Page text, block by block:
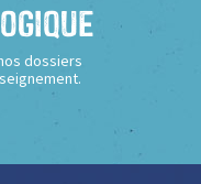
dossiers